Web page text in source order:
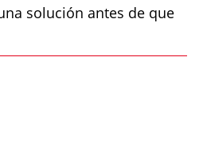
solución antes de que